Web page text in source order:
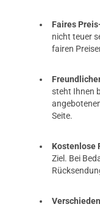
Faires
nicht teuer
fairen
steht Ihnen
Seite.
Kostenlose
Ziel. Bei